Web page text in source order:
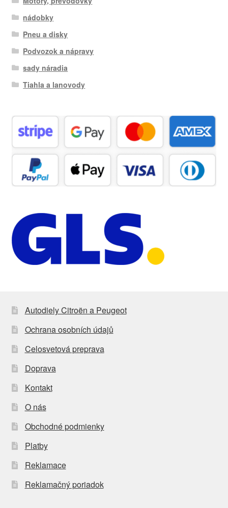
nádobky
Pneu a disky
Podvozok a nápravy
sady náradia
Tiahla a lanovody
Autodiely Citroën a Peugeot
Ochrana osobních údajů
Celosvetová preprava
Doprava
Kontakt
O nás
Obchodné podmienky
Platby
Reklamace
Reklamačný poriadok